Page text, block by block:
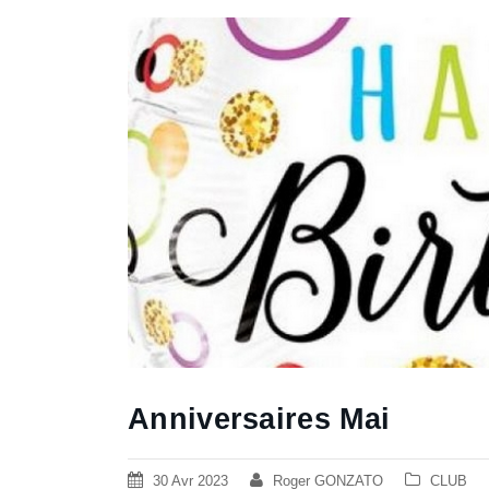
Anniversaires Mai
30 Avr 2023 Roger GONZATO CLUB